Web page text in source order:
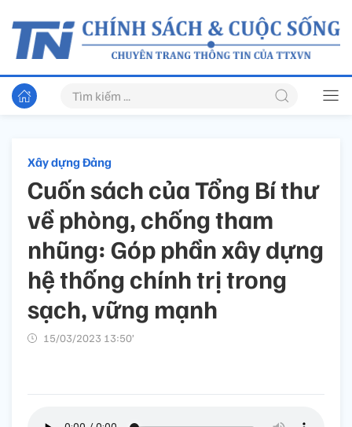
Xây dựng Đảng
Cuốn sách của Tổng Bí thư
về phòng, chống tham
nhũng: Góp phần xây dựng
hệ thống chính trị trong
sạch, vững mạnh
15/03/2023 13:50’